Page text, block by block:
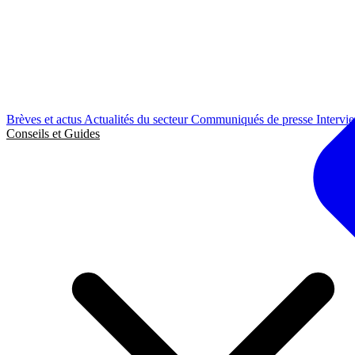
Brèves et actus Actualités du secteurCommuniqués de presse
Conseils et Guides